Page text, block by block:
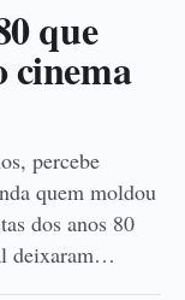
que
cinema
percebe
quem moldou
dos anos 80
deixaram…